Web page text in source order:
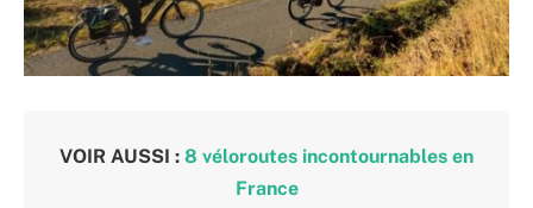
VOIR AUSSI : 8 véloroutes incontournables en
France